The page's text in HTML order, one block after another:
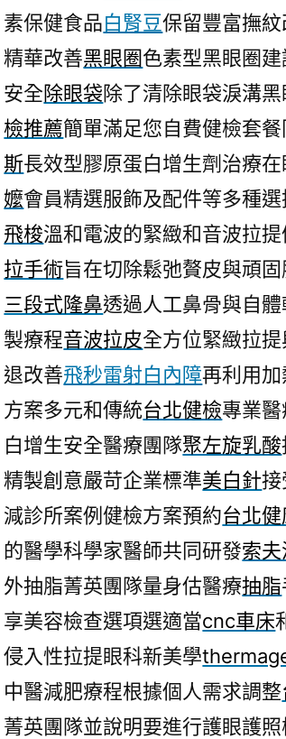
素保健食品白腎豆保留豐富撫
精華改善黑眼圈色素型黑眼圈
安全除眼袋除了清除眼袋淚溝
檢推薦簡單滿足您自費健檢套
斯長效型膠原蛋白增生劑治療
嬤會員精選服飾及配件等多種
飛梭溫和電波的緊緻和音波拉
拉手術旨在切除鬆弛贅皮與頑
三段式隆鼻透過人工鼻骨與自
製療程音波拉皮全方位緊緻拉
退改善飛秒雷射白內障再利用
方案多元和傳統台北健檢專業
白增生安全醫療團隊聚左旋乳酸
精製創意嚴苛企業標準美白針
減診所案例健檢方案預約台北
的醫學科學家醫師共同研發索夫
外抽脂菁英團隊量身估醫療抽脂
享美容檢查選項選適當cnc車床
侵入性拉提眼科新美學
中醫減肥療程根據個人需求調整
菁英團隊並說明要進行護眼護照